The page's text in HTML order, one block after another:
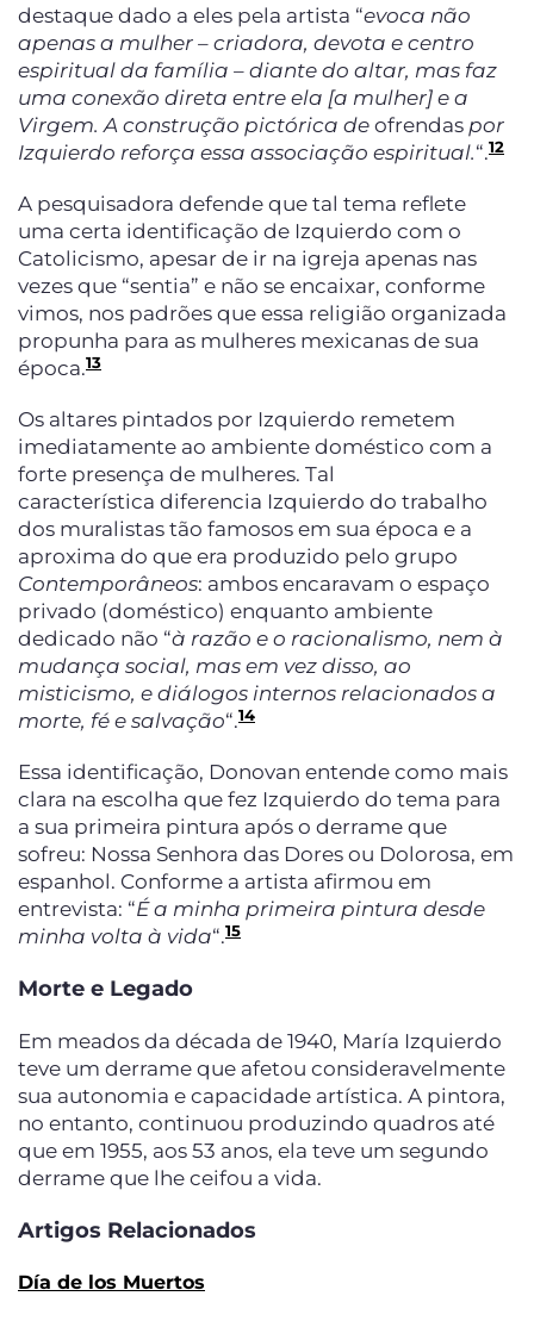
destaque dado a eles pela artista “evoca não
apenas a mulher – criadora, devota e centro
espiritual da família – diante do altar, mas faz
uma conexão direta entre ela [a mulher] e a
Virgem. A construção pictórica de ofrendas por
Izquierdo reforça essa associação espiritual.“.12
A pesquisadora defende que tal tema reflete
uma certa identificação de Izquierdo com o
Catolicismo, apesar de ir na igreja apenas nas
vezes que “sentia” e não se encaixar, conforme
vimos, nos padrões que essa religião organizada
propunha para as mulheres mexicanas de sua
época.13
Os altares pintados por Izquierdo remetem
imediatamente ao ambiente doméstico com a
forte presença de mulheres. Tal
característica diferencia Izquierdo do trabalho
dos muralistas tão famosos em sua época e a
aproxima do que era produzido pelo grupo
Contemporâneos: ambos encaravam o espaço
privado (doméstico) enquanto ambiente
dedicado não “à razão e o racionalismo, nem à
mudança social, mas em vez disso, ao
misticismo, e diálogos internos relacionados a
morte, fé e salvação“.14
Essa identificação, Donovan entende como mais
clara na escolha que fez Izquierdo do tema para
a sua primeira pintura após o derrame que
sofreu: Nossa Senhora das Dores ou Dolorosa, em
espanhol. Conforme a artista afirmou em
entrevista: “É a minha primeira pintura desde
minha volta à vida“.15
Morte e Legado
Em meados da década de 1940, María Izquierdo
teve um derrame que afetou consideravelmente
sua autonomia e capacidade artística. A pintora,
no entanto, continuou produzindo quadros até
que em 1955, aos 53 anos, ela teve um segundo
derrame que lhe ceifou a vida.
Artigos Relacionados
Día de los Muertos